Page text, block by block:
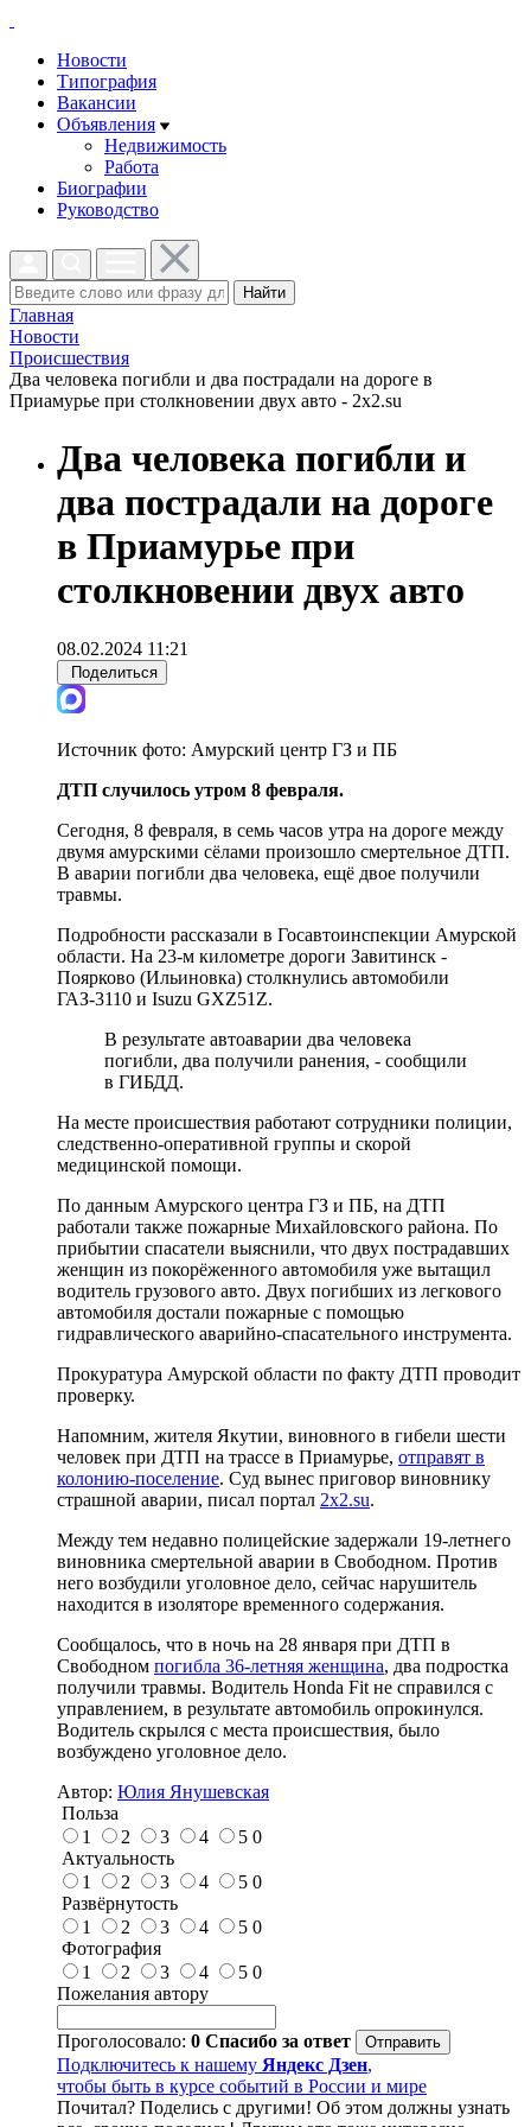
Новости
Типография
Вакансии
Объявления
Недвижимость
Работа
Биографии
Руководство
Найти
Главная
Новости
Проиcшествия
Два человека погибли и два пострадали на дороге в
Приамурье при столкновении двух авто - 2x2.su
Два человека погибли и
два пострадали на дороге
в Приамурье при
столкновении двух авто
08.02.2024 11:21
Поделиться
Источник фото: Амурский центр ГЗ и ПБ
ДТП случилось утром 8 февраля.
Сегодня, 8 февраля, в семь часов утра на дороге между
двумя амурскими сёлами произошло смертельное ДТП.
В аварии погибли два человека, ещё двое получили
травмы.
Подробности рассказали в Госавтоинспекции Амурской
области. На 23-м километре дороги Завитинск -
Поярково (Ильиновка) столкнулись автомобили
ГАЗ-3110 и Isuzu GXZ51Z.
В результате автоаварии два человека
погибли, два получили ранения, - сообщили
в ГИБДД.
На месте происшествия работают сотрудники полиции,
следственно-оперативной группы и скорой
медицинской помощи.
По данным Амурского центра ГЗ и ПБ, на ДТП
работали также пожарные Михайловского района. По
прибытии спасатели выяснили, что двух пострадавших
женщин из покорёженного автомобиля уже вытащил
водитель грузового авто. Двух погибших из легкового
автомобиля достали пожарные с помощью
гидравлического аварийно-спасательного инструмента.
Прокуратура Амурской области по факту ДТП проводит
проверку.
Напомним, жителя Якутии, виновного в гибели шести
человек при ДТП на трассе в Приамурье, отправят в
колонию-поселение. Суд вынес приговор виновнику
страшной аварии, писал портал 2x2.su.
Между тем недавно полицейские задержали 19-летнего
виновника смертельной аварии в Свободном. Против
него возбудили уголовное дело, сейчас нарушитель
находится в изоляторе временного содержания.
Сообщалось, что в ночь на 28 января при ДТП в
Свободном погибла 36-летняя женщина, два подростка
получили травмы. Водитель Honda Fit не справился с
управлением, в результате автомобиль опрокинулся.
Водитель скрылся с места происшествия, было
возбуждено уголовное дело.
Автор: Юлия Янушевская
Польза
1
2 3 4 5 0
Актуальность
1
2 3 4 5 0
Развёрнутость
1
2 3 4 5 0
Фотография
1
2 3 4 5 0
Пожелания автору
Проголосовало: 0 Спасибо за ответ
Подключитесь к нашему Яндекс Дзен,
чтобы быть в курсе событий в России и мире
Почитал? Поделись с другими! Об этом должны узнать